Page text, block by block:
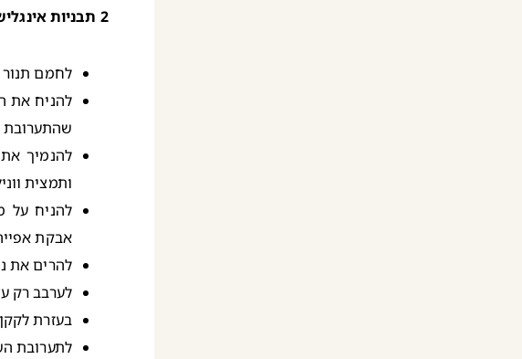
2 תבניות אינגליש קייק או תבנית עגולה 24\26 ס"מ מרופדים בנייר אפייה
לחמם תנור ל-180
להניח את
שהתערובת
להנמיך
ותמצית
להניח על
אבקת
להרים את
לערבב רק
בעזרת
לתערובת